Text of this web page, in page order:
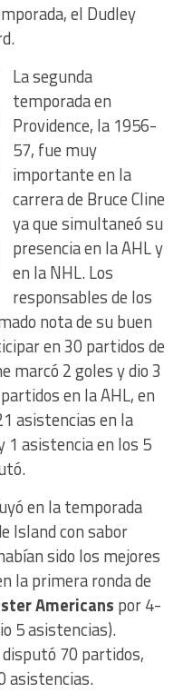
el Dudley
La segunda
temporada en
Providence, la 1956-
57, fue muy
importante en la
carrera de Bruce Cline
ya que simultaneó su
presencia en la AHL y
en la NHL. Los
responsables de los
nota de su buen
en 30 partidos de
marcó 2 goles y dio 3
en la AHL, en
asistencias en la
1 asistencia en los 5
en la temporada
Island con sabor
sido los mejores
la primera ronda de
Americans por 4-
5 asistencias).
70 partidos,
asistencias.